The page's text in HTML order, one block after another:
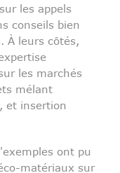
les appels
conseils bien
À leurs côtés,
les marchés
mélant
et insertion
ont pu
matériaux sur